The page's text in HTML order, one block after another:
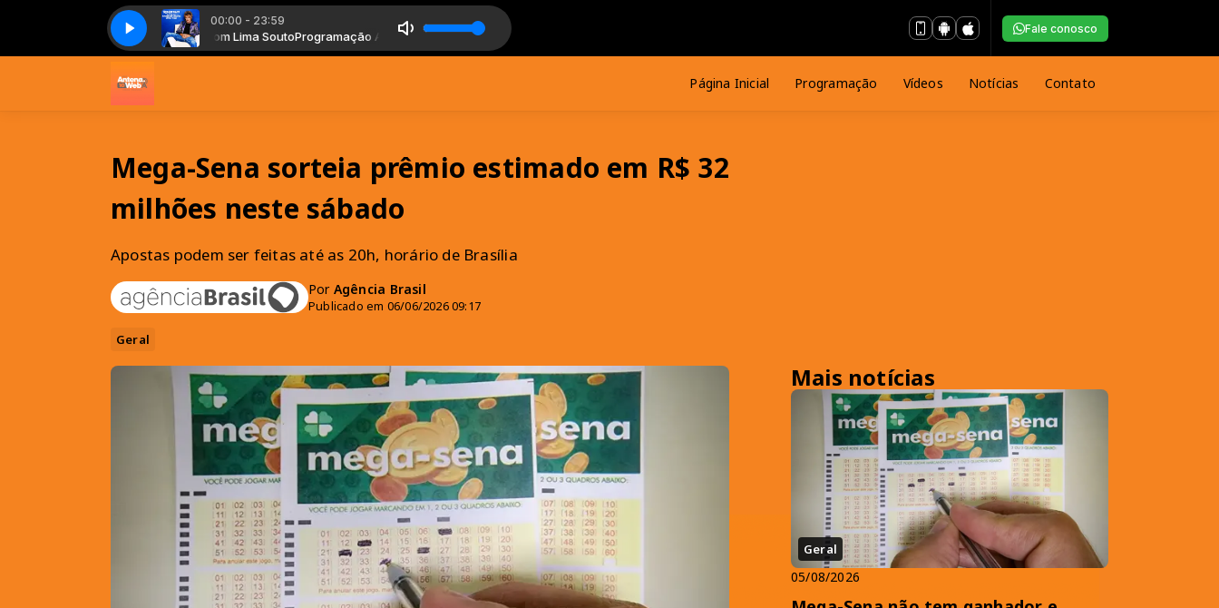
00:00 - 23:59
Antena 10 João Pessoa com Lima SoutoProgramação Antena 10 João Pessoa com Lima Souto
Stewart - Fooled Around And Fell In LoveRod Stewart - Fooled Around And Fell In Love
Fale conosco
Página Inicial Programação Vídeos Notícias Contato
Mega-Sena sorteia prêmio estimado em R$ 32
milhões neste sábado
Apostas podem ser feitas até as 20h, horário de Brasília
Por Agência Brasil
Publicado em 06/06/2026 09:17
Geral
Mais notícias
Geral
05/08/2026